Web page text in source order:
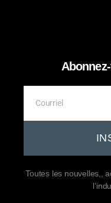
Toutes les nouvelles,,